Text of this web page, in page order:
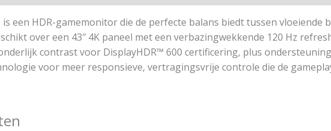
is een HDR-gamemonitor die de perfecte balans biedt tussen
over een 43″ 4K paneel met een verbazingwekkende 120 Hz
contrast voor DisplayHDR™ 600 certificering, plus
voor meer responsieve, vertragingsvrije controle die de